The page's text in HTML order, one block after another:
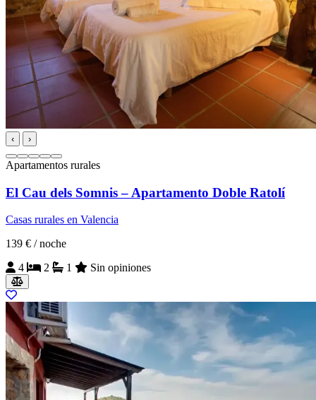
‹ ›
Apartamentos rurales
El Cau dels Somnis – Apartamento Doble Ratolí
Casas rurales en Valencia
139 € / noche
4
2 1 Sin opiniones